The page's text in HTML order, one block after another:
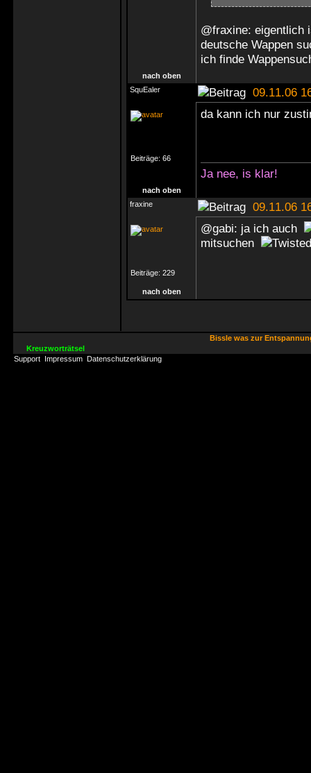
@fraxine: eigentlich
deutsche Wappen
ich finde
nach oben
SquEaler
09.11.06
Beiträge: 66
da kann ich nur
Ja nee, is klar!
nach oben
fraxine
09.11.06
Beiträge: 229
@gabi: ja ich auch
mitsuchen
nach oben
Bissle was zur
Kreuzworträtsel
Support Impressum Datenschutzerklärung